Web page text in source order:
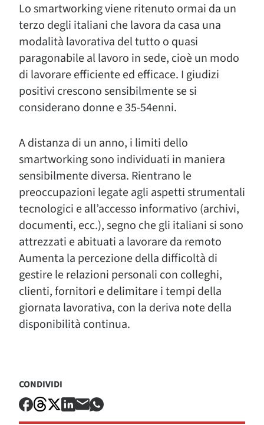
Lo smartworking viene ritenuto ormai da un
terzo degli italiani che lavora da casa una
modalità lavorativa del tutto o quasi
paragonabile al lavoro in sede, cioè un modo
di lavorare efficiente ed efficace. I giudizi
positivi crescono sensibilmente se si
considerano donne e 35-54enni.
A distanza di un anno, i limiti dello
smartworking sono individuati in maniera
sensibilmente diversa. Rientrano le
preoccupazioni legate agli aspetti strumentali
tecnologici e all’accesso informativo (archivi,
documenti, ecc.), segno che gli italiani si sono
attrezzati e abituati a lavorare da remoto
Aumenta la percezione della difficoltà di
gestire le relazioni personali con colleghi,
clienti, fornitori e delimitare i tempi della
giornata lavorativa, con la deriva note della
disponibilità continua.
CONDIVIDI